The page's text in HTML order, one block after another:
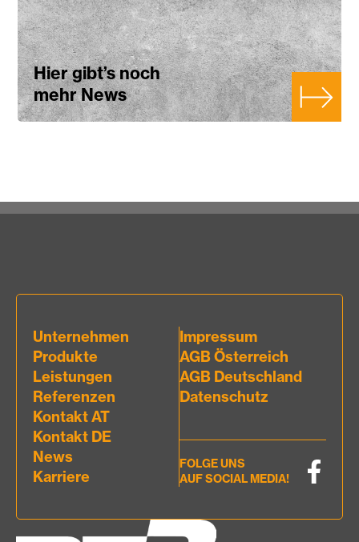
Hier gibt’s noch
mehr News
Unternehmen
Produkte
Leistungen
Referenzen
Kontakt AT
Kontakt DE
News
Karriere
Impressum
AGB Österreich
AGB Deutschland
Datenschutz
FOLGE UNS
AUF SOCIAL MEDIA!